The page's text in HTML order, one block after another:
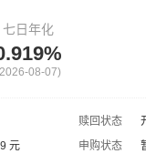
七日年化
08-07)
赎回状态
元 申购状态